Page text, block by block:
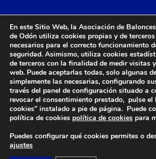
DIRECCIÓN
Camino de Sacedón 15
28670
Villaviciosa de Odón
En este Sitio Web, la Asociación de
de Odón utiliza cookies propias y de
necesarios para el correcto funcionamiento
seguridad. Asimismo, utiliza cookies
de terceros con la finalidad de medir visitas
web. Puede aceptarlas todas, solo algunas
simplemente las necesarias, configurando
través del panel de configuración situado a
revocar el consentimiento prestado, pulse el
cookies” instalado a pie de página. Puede
política de cookies política de cookies para
Puedes configurar qué cookies permites o
ajustes